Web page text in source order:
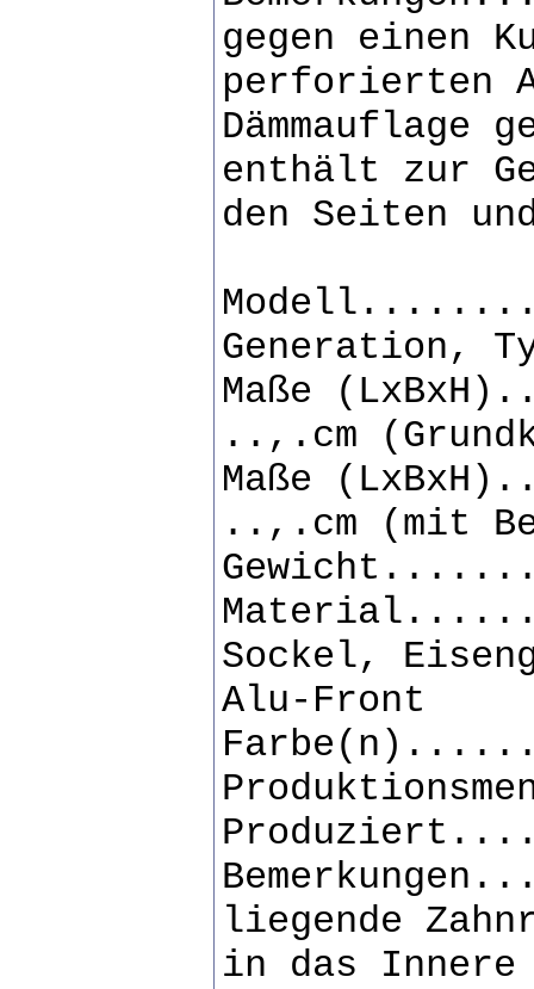
gegen einen
perforierten
Dämmauflage
enthält zur
den Seiten
Generation,
Maße
..,.cm
Maße
..,.cm (mit
Sockel,
Alu-Front
liegende
in das Innere